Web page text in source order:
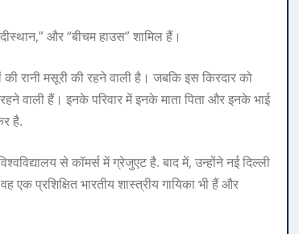
और “बीचम हाउस” शामिल हैं।
रानी मसूरी की रहने वाली है। जबकि इस किरदार को
वाली हैं। इनके परिवार में इनके माता पिता और इनके भाई
है.
से कॉमर्स में ग्रेजुएट है. बाद में, उन्होंने नई दिल्ली
प्रशिक्षित भारतीय शास्त्रीय गायिका भी हैं और